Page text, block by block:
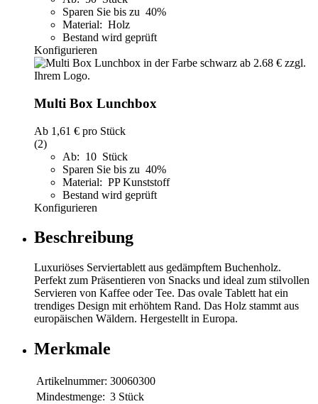
Sparen Sie bis zu 40%
Material: Holz
Bestand wird geprüft
Konfigurieren
Multi Box Lunchbox
Ab 1,61 € pro Stück
(2)
Ab: 10 Stück
Sparen Sie bis zu 40%
Material: PP Kunststoff
Bestand wird geprüft
Konfigurieren
Beschreibung
Luxuriöses Serviertablett aus gedämpftem Buchenholz.
Perfekt zum Präsentieren von Snacks und ideal zum stilvollen
Servieren von Kaffee oder Tee. Das ovale Tablett hat ein
trendiges Design mit erhöhtem Rand. Das Holz stammt aus
europäischen Wäldern. Hergestellt in Europa.
Merkmale
Artikelnummer: 30060300
Mindestmenge: 3 Stück